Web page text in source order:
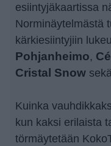
esiintyjäkaartissa
Norminäytelmästä
kärkiesiintyjiin
Pohjanheimo,
Cristal Snow
Kuinka
kun kaksi erilaista
törmäytetään